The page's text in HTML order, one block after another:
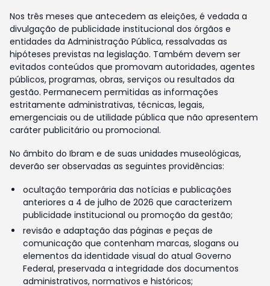
Nos três meses que antecedem as eleições, é vedada a
divulgação de publicidade institucional dos órgãos e
entidades da Administração Pública, ressalvadas as
hipóteses previstas na legislação. Também devem ser
evitados conteúdos que promovam autoridades, agentes
públicos, programas, obras, serviços ou resultados da
gestão. Permanecem permitidas as informações
estritamente administrativas, técnicas, legais,
emergenciais ou de utilidade pública que não apresentem
caráter publicitário ou promocional.
No âmbito do Ibram e de suas unidades museológicas,
deverão ser observadas as seguintes providências:
ocultação temporária das notícias e publicações
anteriores a 4 de julho de 2026 que caracterizem
publicidade institucional ou promoção da gestão;
revisão e adaptação das páginas e peças de
comunicação que contenham marcas, slogans ou
elementos da identidade visual do atual Governo
Federal, preservada a integridade dos documentos
administrativos, normativos e históricos;